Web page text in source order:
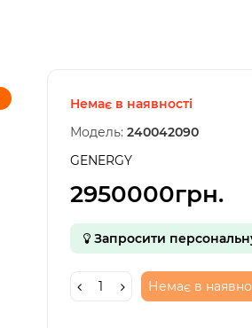
Немає в наявності
Модель: 240042090
GENERGY
2950000грн.
Запросити
Немає в